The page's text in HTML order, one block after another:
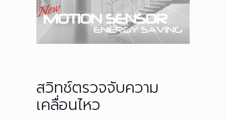
สวิทช์ตรวจจับความ
เคลื่อนไหว